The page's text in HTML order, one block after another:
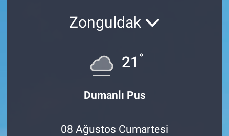
Zonguldak
21 °
Dumanlı Pus
08 Ağustos Cumartesi